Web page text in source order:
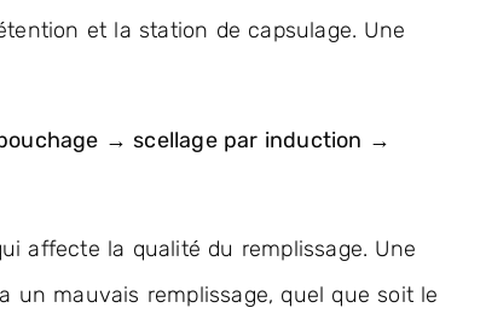
et la station de capsulage. Une
→ scellage par induction →
affecte la qualité du remplissage. Une
un mauvais remplissage, quel que soit le